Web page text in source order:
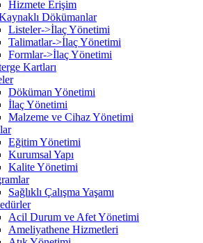
Hizmete Erişim
Dökümanlar
Listeler->İlaç Yönetimi
Talimatlar->İlaç Yönetimi
Formlar->İlaç Yönetimi
Kartları
Döküman Yönetimi
İlaç Yönetimi
Malzeme ve Cihaz Yönetimi
Eğitim Yönetimi
Kurumsal Yapı
Kalite Yönetimi
Sağlıklı Çalışma Yaşamı
Acil Durum ve Afet Yönetimi
Ameliyathene Hizmetleri